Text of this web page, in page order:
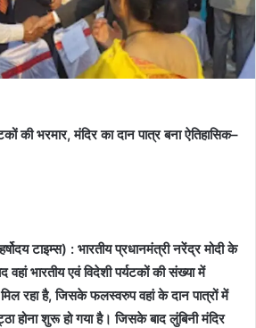
की भरमार, मंदिर का दान पात्र बना ऐतिहासिक–
टाइम्स) : भारतीय प्रधानमंत्री नरेंद्र मोदी के
वहां भारतीय एवं विदेशी पर्यटकों की संख्या में
रहा है, जिसके फलस्वरुप वहां के दान पात्रों में
होना शुरू हो गया है। जिसके बाद लुंबिनी मंदिर